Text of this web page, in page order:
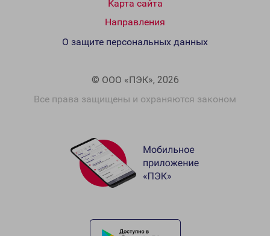
Карта сайта
Направления
© ООО «ПЭК», 2026
Все права защищены и охраняются законом
О защите персональных данных